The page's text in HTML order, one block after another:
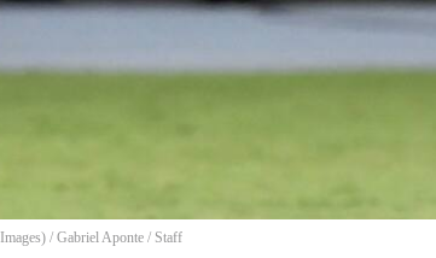
/ Gabriel Aponte / Staff